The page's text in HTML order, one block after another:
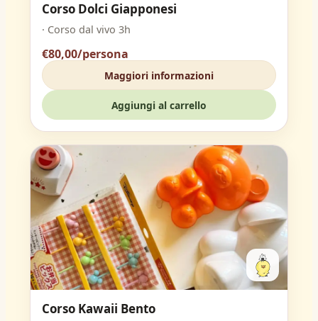
Corso Dolci Giapponesi
· Corso dal vivo 3h
€80,00/persona
Maggiori informazioni
Aggiungi al carrello
Corso Kawaii Bento